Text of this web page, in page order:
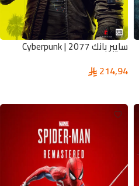
سايبر بانك 2077 | Cyberpunk
214,94